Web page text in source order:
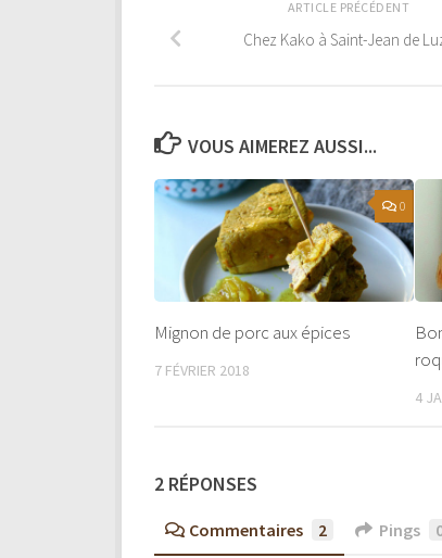
ARTICLE PRÉCÉDENT
Chez Kako à Saint-Jean de
VOUS AIMEREZ AUSSI...
0
Mignon de porc aux épices
7 FÉVRIER 2018
4
2 RÉPONSES
Commentaires 2 Pings